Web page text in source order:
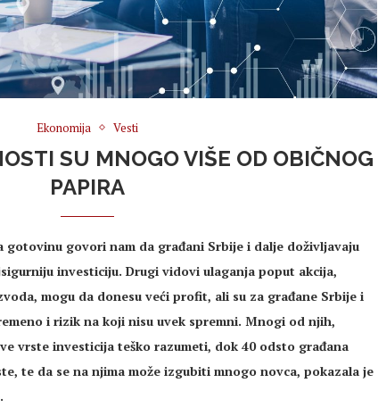
Ekonomija Vesti
SU MNOGO VIŠE OD OBIČNOG
PAPIRA
govori nam da građani Srbije i dalje doživljavaju
investiciju. Drugi vidovi ulaganja poput akcija,
mogu da donesu veći profit, ali su za građane Srbije i
i rizik na koji nisu uvek spremni. Mnogi od njih,
vrste investicija teško razumeti, dok 40 odsto građana
te da se na njima može izgubiti mnogo novca, pokazala je